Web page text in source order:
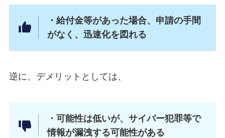
・給付金等があった場合、申請の手間
がなく、迅速化を図れる
逆に、デメリットとしては、
・可能性は低いが、サイバー犯罪等で
情報が漏洩する可能性がある